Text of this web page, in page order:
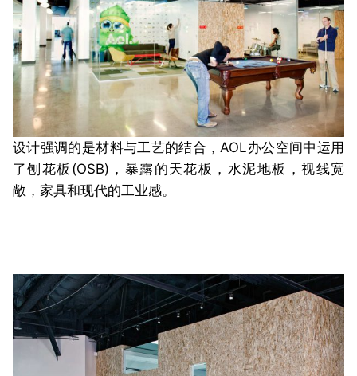
设计强调的是材料与工艺的结合，AOL办公空间中运用
了刨花板(OSB)，暴露的天花板，水泥地板，视线宽
敞，家具和现代的工业感。